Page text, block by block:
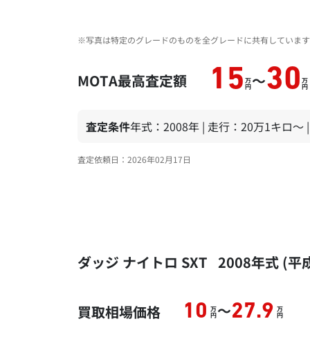
※写真は特定のグレードのものを全グレードに共有しています
MOTA最高査定額 15 万
円～30 万
円
査定条件年式：2008年 | 走行：20万1キロ～
査定依頼日：2026年02月17日
ダッジ ナイトロ SXT 2008年式 (平
買取相場価格 10 万
円～27.9 万
円